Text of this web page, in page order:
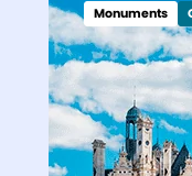
Monuments